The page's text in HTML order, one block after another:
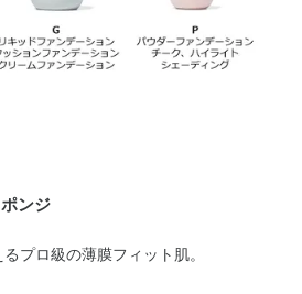
ンジ
プロ級の薄膜フィット肌。